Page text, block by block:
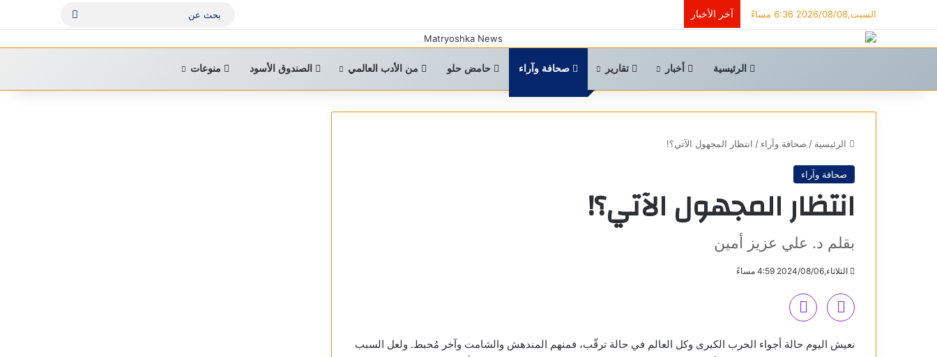
السبت,2026/08/08 6:36 مساءً آخر الأخبار
الرئيسية أخبار تقارير صحافة وآراء حامض حلو من الأدب العالمي الصندوق الأسود منوعات
الرئيسية / صحافة وآراء / انتظار المجهول الآتي؟!
صحافة وآراء
انتظار المجهول الآتي؟!
بقلم د. علي عزيز أمين
الثلاثاء,2024/08/06 4:59 مساءً
نعيش اليوم حالة أجواء الحرب الكبرى وكل العالم في حالة ترقّب، فمنهم المندهش والشامت وآخر مُحبط. ولعل السبب